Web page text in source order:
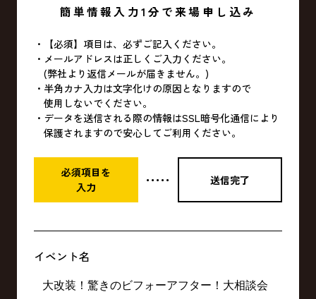
簡単情報入力1分で来場申し込み
【必須】項目は、必ずご記入ください。
メールアドレスは正しくご入力ください。
(弊社より返信メールが届きません。)
半角カナ入力は文字化けの原因となりますので
使用しないでください。
データを送信される際の情報はSSL暗号化通信により
保護されますので安心してご利用ください。
必須項目を
入力
・・・・・ 送信完了
イベント名